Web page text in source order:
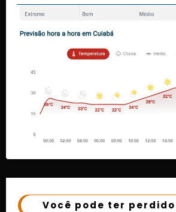
Você pode ter perdido